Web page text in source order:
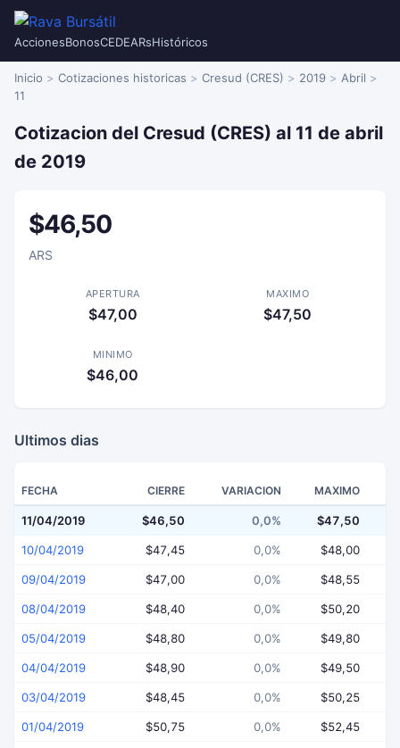
AccionesBonosCEDEARsHistóricos
Inicio Cotizaciones historicas Cresud (CRES) 2019
Abril
11
Cotizacion del Cresud (CRES) al 11 de abril
de 2019
$46,50
ARS
APERTURA
$47,00
MAXIMO
$47,50
MINIMO
$46,00
Ultimos dias
FECHA CIERRE VARIACION MAXIMO
11/04/2019 $46,50 0,0% $47,50
10/04/2019 $47,45 0,0% $48,00
09/04/2019 $47,00 0,0% $48,55
08/04/2019 $48,40 0,0% $50,20
05/04/2019 $48,80 0,0% $49,80
04/04/2019 $48,90 0,0% $49,50
03/04/2019 $48,45 0,0% $50,25
01/04/2019 $50,75 0,0% $52,45